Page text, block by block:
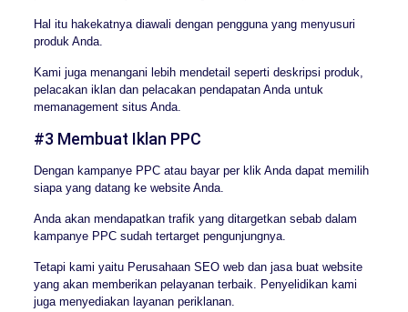
Hal itu hakekatnya diawali dengan pengguna yang menyusuri
produk Anda.
Kami juga menangani lebih mendetail seperti deskripsi produk,
pelacakan iklan dan pelacakan pendapatan Anda untuk
memanagement situs Anda.
#3 Membuat Iklan PPC
Dengan kampanye PPC atau bayar per klik Anda dapat memilih
siapa yang datang ke website Anda.
Anda akan mendapatkan trafik yang ditargetkan sebab dalam
kampanye PPC sudah tertarget pengunjungnya.
Tetapi kami yaitu Perusahaan SEO web dan jasa buat website
yang akan memberikan pelayanan terbaik. Penyelidikan kami
juga menyediakan layanan periklanan.